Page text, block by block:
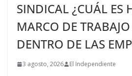
SINDICAL ¿CUÁL ES
MARCO DE
DENTRO DE LAS
3 agosto, 2026 El Independiente